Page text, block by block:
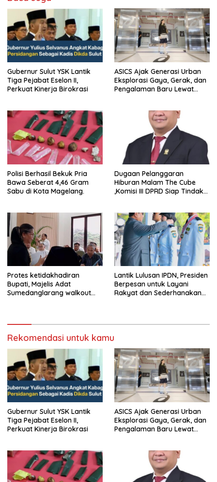
Gubernur Sulut YSK Lantik
Tiga Pejabat Eselon II,
Perkuat Kinerja Birokrasi
ASICS Ajak Generasi Urban
Eksplorasi Gaya, Gerak, dan
Pengalaman Baru Lewat
Polisi Berhasil Bekuk Pria
Bawa Seberat 4,46 Gram
Sabu di Kota Magelang.
Dugaan Pelanggaran
Hiburan Malam The Cube
,Komisi III DPRD Siap Tindak
Protes ketidakhadiran
Bupati, Majelis Adat
Sumedanglarang walkout
Lantik Lulusan IPDN, Presiden
Berpesan untuk Layani
Rakyat dan Sederhanakan
Rekomendasi untuk kamu
Gubernur Sulut YSK Lantik
Tiga Pejabat Eselon II,
Perkuat Kinerja Birokrasi
ASICS Ajak Generasi Urban
Eksplorasi Gaya, Gerak, dan
Pengalaman Baru Lewat